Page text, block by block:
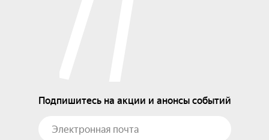
Подпишитесь на акции и анонсы событий